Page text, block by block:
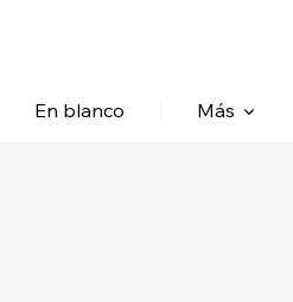
En blanco Más